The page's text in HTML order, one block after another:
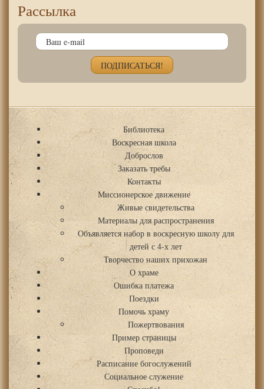
Рассылка
Библиотека
Воскресная школа
Доброслов
Заказать требы
Контакты
Миссионерское движение
Живые свидетельства
Материалы для распространения
Объявляется набор в воскресную школу для
детей с 4-х лет
Творчество наших прихожан
О храме
Ошибка платежа
Поездки
Помочь храму
Пожертвования
Пример страницы
Проповеди
Расписание богослужений
Социальное служение